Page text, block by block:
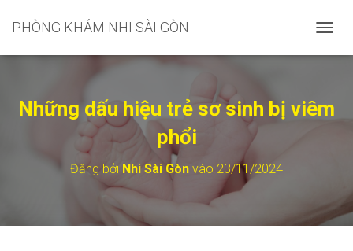
PHÒNG KHÁM NHI SÀI GÒN
H
N
N
H
Những dấu hiệu trẻ sơ sinh bị viêm
phổi
Đăng bởi Nhi Sài Gòn vào 23/11/2024